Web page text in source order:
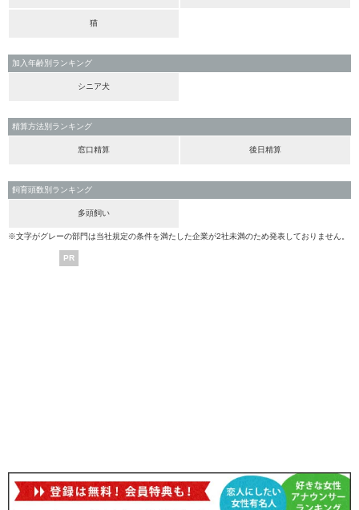
猫
加入年齢別ランキング
シニア犬
精算方法別ランキング
窓口精算 後日精算
飼育頭数別ランキング
多頭飼い
※文字がグレーの部門は当社規定の条件を満たした企業が2社未満のため発表しておりません。
PR